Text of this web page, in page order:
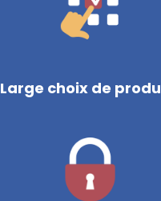
Large choix de